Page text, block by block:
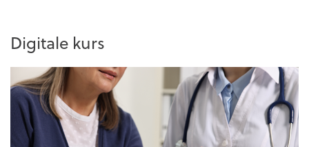
Digitale kurs